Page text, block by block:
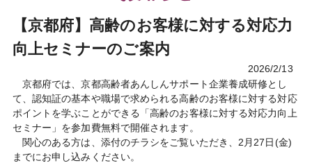
【京都府】高齢のお客様に対する対応力
向上セミナーのご案内
2026/2/13
京都府では、京都高齢者あんしんサポート企業養成研修とし
て、認知証の基本や職場で求められる高齢のお客様に対する対応
ポイントを学ぶことができる「高齢のお客様に対する対応力向上
セミナー」を参加費無料で開催されます。
関心のある方は、添付のチラシをご覧いただき、2月27日(金)
までにお申し込みください。